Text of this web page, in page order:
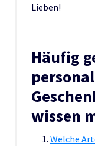
Lieben!
Häufig
wissen
Welche